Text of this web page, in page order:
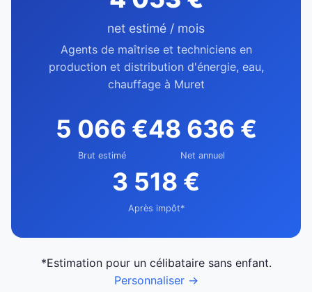
net estimé / mois
Agents de maîtrise et techniciens en
production et distribution d'énergie, eau,
chauffage à Muret
5 066 €
Brut estimé
48 636 €
Net annuel
3 518 €
Après impôt*
*Estimation pour un célibataire sans enfant.
Personnaliser →